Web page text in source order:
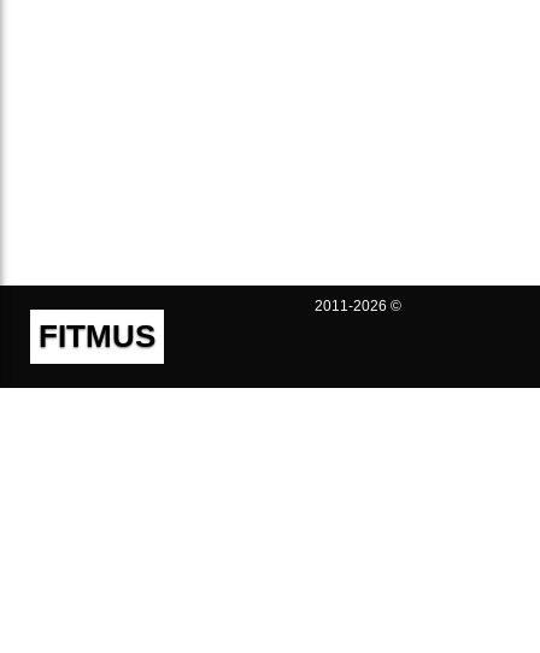
FITMUS
2011-2026 ©